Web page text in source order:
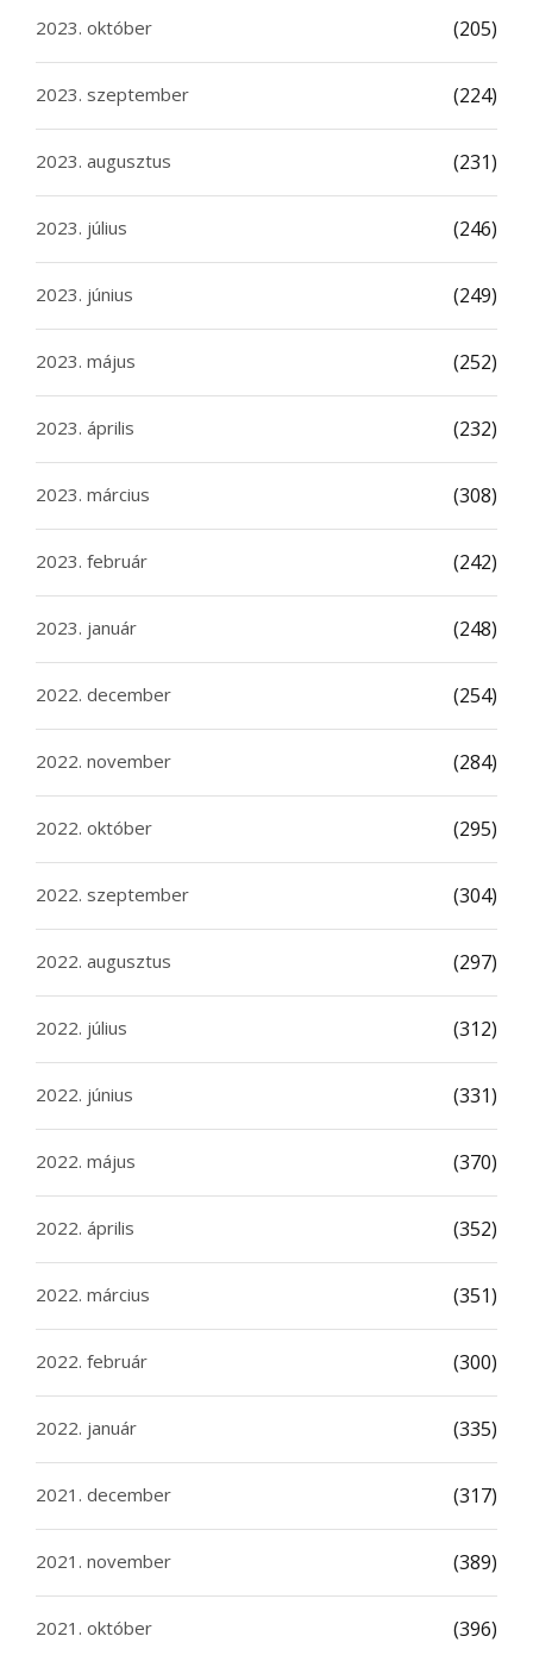
2023. október (205)
2023. szeptember (224)
2023. augusztus (231)
2023. július (246)
2023. június (249)
2023. május (252)
2023. április (232)
2023. március (308)
2023. február (242)
2023. január (248)
2022. december (254)
2022. november (284)
2022. október (295)
2022. szeptember (304)
2022. augusztus (297)
2022. július (312)
2022. június (331)
2022. május (370)
2022. április (352)
2022. március (351)
2022. február (300)
2022. január (335)
2021. december (317)
2021. november (389)
2021. október (396)